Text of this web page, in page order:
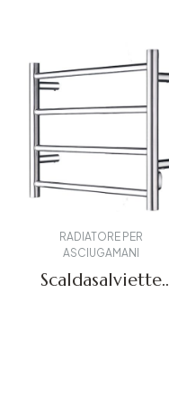
RADIATORE PER
ASCIUGAMANI
Scaldasalviette